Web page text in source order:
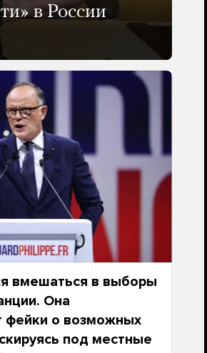
в России
вмешаться в выборы
Она
фейки о возможных
под местные